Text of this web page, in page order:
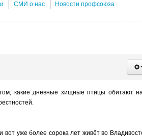
СМИ о нас Новости профсоюза
какие дневные хищные птицы обитают
уже более сорока лет живёт во